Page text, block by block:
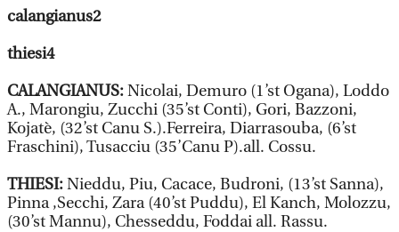
calangianus2
thiesi4
CALANGIANUS:Nicolai, Demuro (1’st Ogana), Loddo
A., Marongiu, Zucchi (35’st Conti), Gori, Bazzoni,
Kojatè, (32’st Canu S.).Ferreira, Diarrasouba, (6’st
Fraschini), Tusacciu (35’Canu P).all. Cossu.
THIESI:Nieddu, Piu, Cacace, Budroni, (13’st Sanna),
Pinna ,Secchi, Zara (40’st Puddu), El Kanch, Molozzu,
(30’st Mannu), Chesseddu, Foddai all. Rassu.